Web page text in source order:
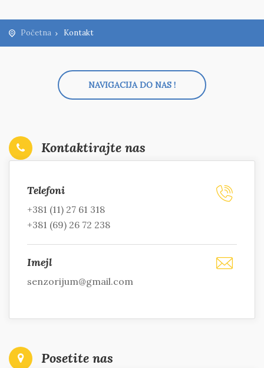
Početna Kontakt
NAVIGACIJA DO NAS !
Kontaktirajte nas
Telefoni
+381 (11) 27 61 318
+381 (69) 26 72 238
Imejl
senzorijum@gmail.com
Posetite nas